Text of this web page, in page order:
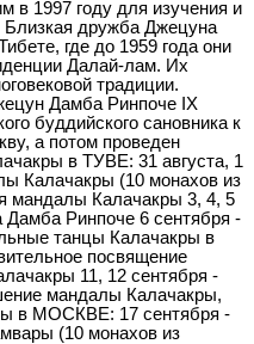
в 1997 году для изучения и
Близкая дружба Джецуна
где до 1959 года они
Далай-лам. Их
традиции.
Дамба Ринпоче IX
буддийского сановника к
а потом проведен
в ТУВЕ: 31 августа, 1
Калачакры (10 монахов из
мандалы Калачакры 3, 4, 5
Ринпоче 6 сентября -
танцы Калачакры в
посвящение
11, 12 сентября -
мандалы Калачакры,
в МОСКВЕ: 17 сентября -
(10 монахов из